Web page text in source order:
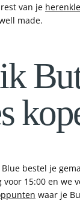
van je
made.
bestel je
15:00 en we
waar je